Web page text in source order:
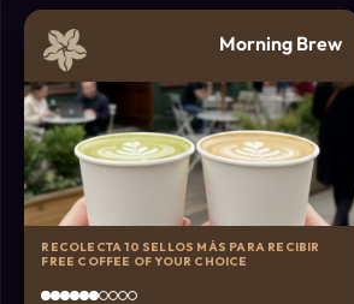
Morning Brew
RECOLECTA 10 SELLOS MÁS PARA RECIBIR
FREE COFFEE OF YOUR CHOICE